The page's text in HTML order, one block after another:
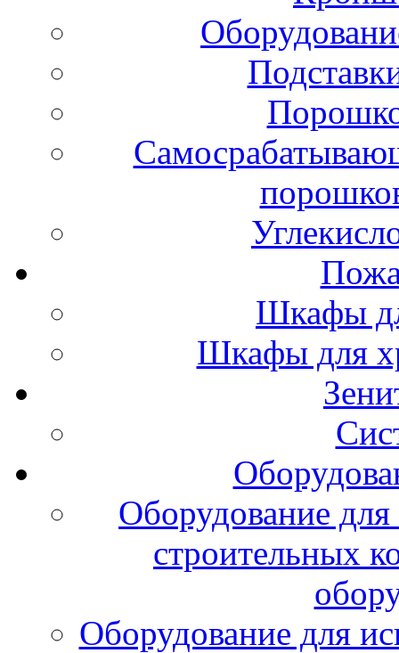
Шкафы
Шкафы для
Оборудование
строительных
Оборудование для